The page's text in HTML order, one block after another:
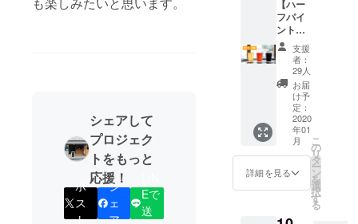
シェアして
プロジェク
トをもっと
応援！
ポ
ス
ト
シ
ェ
ア
Eで
送
～2020
年6月30
日
しま
す。以
下の有
効期限
内にお
越しく
ださ
い。 ※
遠方の
方に
は、配
送いた
しま
す。配
【ハー
フパイ
ント回
数券の
10枚
セット
+2枚
（計12
分）】
まだ当
店を訪
れたこ
とがな
い人
に、お
ご利用
支援
者：
29人
お届
け予
定：
2020
年01
月
詳細を見る
こ
の
リ
タ
ー
ン
を
選
択
す
る